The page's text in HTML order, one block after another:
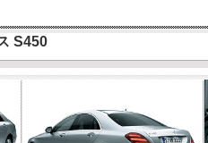
S450